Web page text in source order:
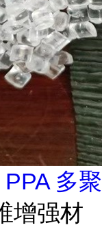
PPA 多聚
增强材